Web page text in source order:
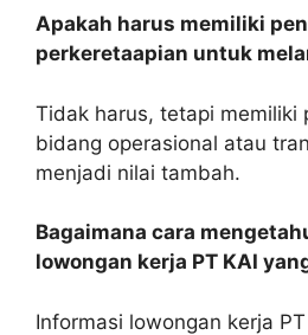
Apakah harus memiliki
perkeretaapian untuk
Tidak harus, tetapi memiliki
bidang operasional atau
menjadi nilai tambah.
Bagaimana cara
lowongan kerja PT KAI
Informasi lowongan kerja